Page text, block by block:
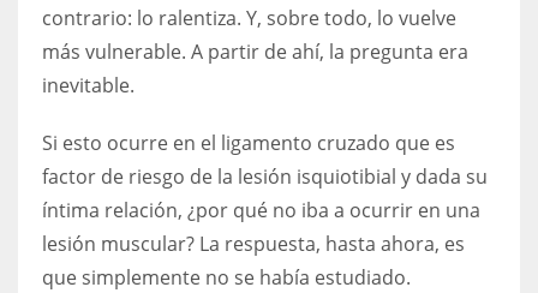
contrario: lo ralentiza. Y, sobre todo, lo vuelve
más vulnerable. A partir de ahí, la pregunta era
inevitable.
Si esto ocurre en el ligamento cruzado que es
factor de riesgo de la lesión isquiotibial y dada su
íntima relación, ¿por qué no iba a ocurrir en una
lesión muscular? La respuesta, hasta ahora, es
que simplemente no se había estudiado.